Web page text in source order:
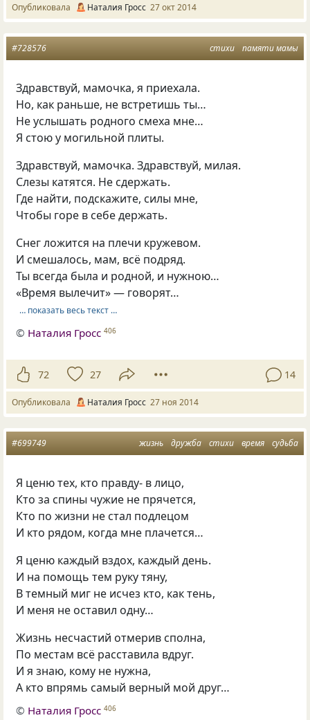
Опубликовала Наталия Гросс 27 окт 2014
стихи памяти мамы
#728576
Здравствуй, мамочка, я приехала.
Но, как раньше, не встретишь ты…
Не услышать родного смеха мне…
Я стою у могильной плиты.
Здравствуй, мамочка. Здравствуй, милая.
Слезы катятся. Не сдержать.
Где найти, подскажите, силы мне,
Чтобы горе в себе держать.
Снег ложится на плечи кружевом.
И смешалось, мам, всё подряд.
Ты всегда была и родной, и нужною…
«Время вылечит» — говорят…
… показать весь текст …
© Наталия Гросс 406
72 27 14
Опубликовала Наталия Гросс 27 ноя 2014
жизнь дружба стихи время судьба
#699749
Я ценю тех, кто правду- в лицо,
Кто за спины чужие не прячется,
Кто по жизни не стал подлецом
И кто рядом, когда мне плачется…
Я ценю каждый вздох, каждый день.
И на помощь тем руку тяну,
В темный миг не исчез кто, как тень,
И меня не оставил одну…
Жизнь несчастий отмерив сполна,
По местам всё расставила вдруг.
И я знаю, кому не нужна,
А кто впрямь самый верный мой друг…
© Наталия Гросс 406